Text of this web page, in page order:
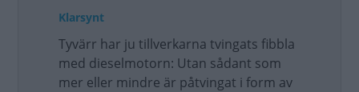
Klarsynt
Tyvärr har ju tillverkarna tvingats fibbla
med dieselmotorn: Utan sådant som
mer eller mindre är påtvingat i form av